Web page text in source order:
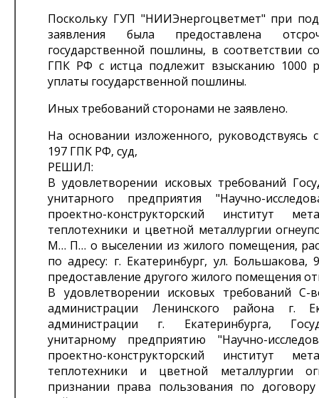
Поскольку ГУП "НИИЭнергоцветмет" при
заявления была предоставлена
государственной пошлины, в соответствии
ГПК РФ с истца подлежит взысканию 1000
уплаты государственной пошлины.
Иных требований сторонами не заявлено.
На основании изложенного, руководствуясь
197 ГПК РФ, суд,
РЕШИЛ:
В удовлетворении исковых требований
унитарного предприятия "Научно-
проектно-конструкторский институт
теплотехники и цветной металлургии
М… П… о выселении из жилого помещения,
по адресу: г. Екатеринбург, ул.
предоставление другого жилого помещения
В удовлетворении исковых требований
администрации Ленинского района г.
администрации г. Екатеринбурга,
унитарному предприятию "Научно-
проектно-конструкторский институт
теплотехники и цветной металлургии
признании права пользования по договору